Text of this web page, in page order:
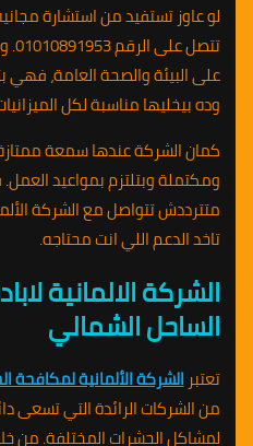
لو عاوز تستفيد من استشارة
على البيئة والصحة العامة، فهي
وده بيخليها مناسبة لكل
كمان الشركة عندها سمعة
ومكتملة وبتلتزم بمواعيد
متترددش تتواصل مع الشركة
تاخد الدعم اللي انت محتاجه.
الشركة الالمانية
الساحل الشمالي
تعتبرالشركة الألمانية
من الشركات الرائدة التي تسعى
لمشاكل الحشرات المختلفة. من